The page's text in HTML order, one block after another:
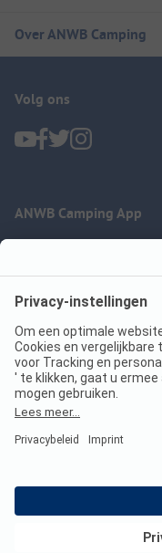
Over ANWB Camping
Volg ons
ANWB Camping App
Imprint
Jouw privacy
Wet digitale diensten